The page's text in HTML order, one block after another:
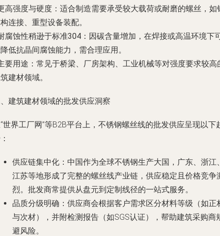
高强度与硬度 ：适合制造需要承受较大载荷或耐磨的螺丝，如
连接、重型设备装配。
腐蚀性稍逊于标准304 ：因碳含量增加，在焊接或高温环境下
低抗晶间腐蚀能力，需合理应用。
要用途 ：常见于桥梁、厂房架构、工业机械等对强度要求较高
建材领域。
建筑建材领域的批发供应洞察
世界工厂网”等B2B平台上，不锈钢螺丝线的批发供应呈现以下
供应链集中化 ：中国作为全球不锈钢生产大国，广东、浙江
江苏等地形成了完整的螺丝线产业链，供应稳定且价格竞争
烈。批发商常提供从盘元到定制线径的一站式服务。
品质分级明确 ：供应商会根据客户需求区分材料等级（如正
与次材），并附检测报告（如SGS认证），帮助建筑采购商
避风险。